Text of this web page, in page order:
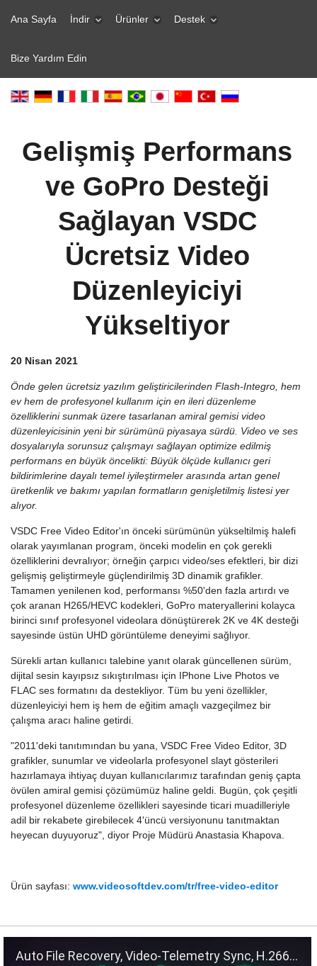
Ana Sayfa İndir Ürünler Destek
Bize Yardım Edin
Gelişmiş Performans
ve GoPro Desteği
Sağlayan VSDC
Ücretsiz Video
Düzenleyiciyi
Yükseltiyor
20 Nisan 2021
Önde gelen ücretsiz yazılım geliştiricilerinden Flash-Integro, hem
ev hem de profesyonel kullanım için en ileri düzenleme
özelliklerini sunmak üzere tasarlanan amiral gemisi video
düzenleyicisinin yeni bir sürümünü piyasaya sürdü. Video ve ses
dosyalarıyla sorunsuz çalışmayı sağlayan optimize edilmiş
performans en büyük öncelikti: Büyük ölçüde kullanıcı geri
bildirimlerine dayalı temel iyileştirmeler arasında artan genel
üretkenlik ve bakımı yapılan formatların genişletilmiş listesi yer
alıyor.
VSDC Free Video Editor'ın önceki sürümünün yükseltilmiş halefi
olarak yayımlanan program, önceki modelin en çok gerekli
özelliklerini devralıyor; örneğin çarpıcı video/ses efektleri, bir dizi
gelişmiş geliştirmeyle güçlendirilmiş 3D dinamik grafikler.
Tamamen yenilenen kod, performansı %50'den fazla artırdı ve
çok aranan H265/HEVC kodekleri, GoPro materyallerini kolayca
birinci sınıf profesyonel videolara dönüştürerek 2K ve 4K desteği
sayesinde üstün UHD görüntüleme deneyimi sağlıyor.
Sürekli artan kullanıcı talebine yanıt olarak güncellenen sürüm,
dijital sesin kayıpsız sıkıştırılması için IPhone Live Photos ve
FLAC ses formatını da destekliyor. Tüm bu yeni özellikler,
düzenleyiciyi hem iş hem de eğitim amaçlı vazgeçilmez bir
çalışma aracı haline getirdi.
"2011'deki tanıtımından bu yana, VSDC Free Video Editor, 3D
grafikler, sunumlar ve videolarla profesyonel slayt gösterileri
hazırlamaya ihtiyaç duyan kullanıcılarımız tarafından geniş çapta
övülen amiral gemisi çözümümüz haline geldi. Bugün, çok çeşitli
profesyonel düzenleme özellikleri sayesinde ticari muadilleriyle
adil bir rekabete girebilecek 4'üncü versiyonunu tanıtmaktan
heyecan duyuyoruz", diyor Proje Müdürü Anastasia Khapova.
Ürün sayfası: www.videosoftdev.com/tr/free-video-editor
Auto File Recovery, Video-Telemetry Sync, H.266 (VVC)